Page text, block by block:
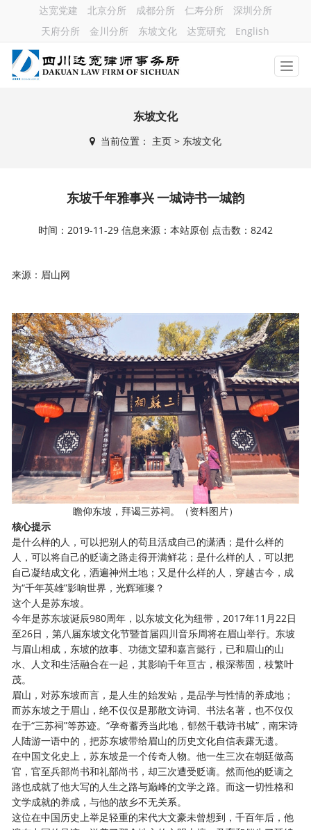
达宽党建 北京分所 成都分所 仁寿分所
深圳分所
天府分所
金川分所 东坡文化 达宽研究 English
东坡文化
当前位置： 主页> 东坡文化
东坡千年雅事兴 一城诗书一城韵
时间：2019-11-29 信息来源：本站原创 点击数：8242
来源：眉山网
瞻仰东坡，拜谒三苏祠。（资料图片）
核心提示
是什么样的人，可以把别人的苟且活成自己的潇洒；是什么样的
人，可以将自己的贬谪之路走得开满鲜花；是什么样的人，可以把
自己凝结成文化，洒遍神州土地；又是什么样的人，穿越古今，成
为“千年英雄”影响世界，光辉璀璨？
这个人是苏东坡。
今年是苏东坡诞辰980周年，以东坡文化为纽带，2017年11月22日
至26日，第八届东坡文化节暨首届四川音乐周将在眉山举行。东坡
与眉山相成，东坡的故事、功德文望和嘉言懿行，已和眉山的山
水、人文和生活融合在一起，其影响千年亘古，根深蒂固，枝繁叶
茂。
眉山，对苏东坡而言，是人生的始发站，是品学与性情的养成地；
而苏东坡之于眉山，绝不仅仅是那散文诗词、书法名著，也不仅仅
在于“三苏祠”等苏迹。“孕奇蓄秀当此地，郁然千载诗书城”，南宋诗
人陆游一语中的，把苏东坡带给眉山的历史文化自信表露无遗。
在中国文化史上，苏东坡是一个传奇人物。他一生三次在朝廷做高
官，官至兵部尚书和礼部尚书，却三次遭受贬谪。然而他的贬谪之
路也成就了他大写的人生之路与巅峰的文学之路。而这一切性格和
文学成就的养成，与他的故乡不无关系。
这位在中国历史上举足轻重的宋代大文豪未曾想到，千百年后，他